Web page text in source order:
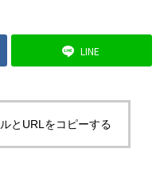
LINE
とURLをコピーする